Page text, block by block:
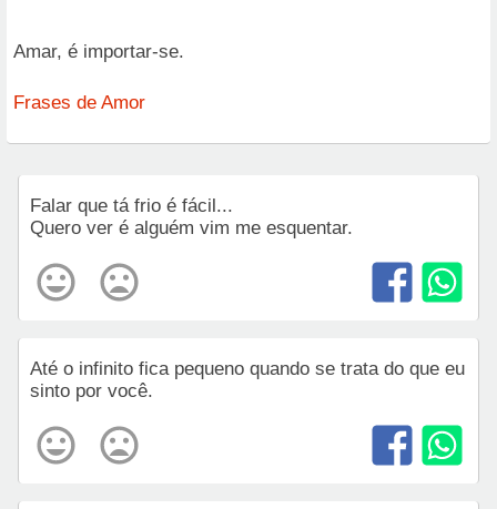
Amar, é importar-se.
Frases de Amor
Falar que tá frio é fácil...
Quero ver é alguém vim me esquentar.
Até o infinito fica pequeno quando se trata do que eu
sinto por você.